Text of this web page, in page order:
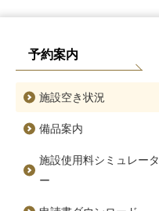
予約案内
施設空き状況
備品案内
施設使用料シミュレータ
ー